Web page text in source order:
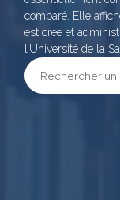
comparé. Elle
est crée et
l’Université de la